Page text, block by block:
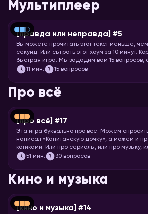
Мультиплеер
[правда или неправда] #5
Вы можете прочитать этот текст меньше, чем
секунд. Или сыграть этот хоум за 10 минут.
быстрая игра. Мы зададим вам 15 вопросов,
задача – угадать, правда это или нет.
11 мин. 15 вопросов
Про всё
[про всё] #17
Эта игра буквально про всё. Можем
написал «Капитанскую дочку», а можем и
котиками. Или про сериалы, или про музыку,
технологии. Короче, никаких специфических
кругозор. Погнали играть!
51 мин. 30 вопросов
Кино и музыка
[кино и музыка] #14